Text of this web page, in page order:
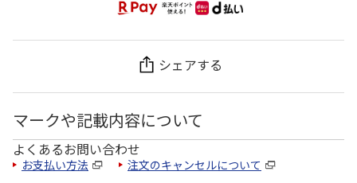
シェアする
マークや記載内容について
よくあるお問い合わせ
お支払い方法 注文のキャンセルについて